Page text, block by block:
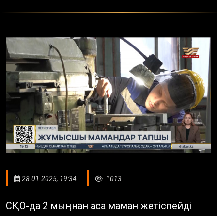
28.01.2025, 19:34 1013
СҚО-да 2 мыңнан аса маман жетіспейді